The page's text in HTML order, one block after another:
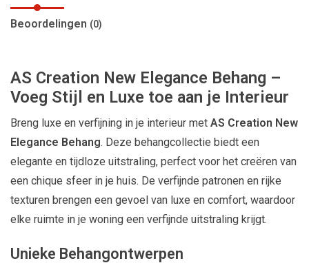
Beoordelingen (0)
AS Creation New Elegance Behang –
Voeg Stijl en Luxe toe aan je Interieur
Breng luxe en verfijning in je interieur met AS Creation New
Elegance Behang. Deze behangcollectie biedt een
elegante en tijdloze uitstraling, perfect voor het creëren van
een chique sfeer in je huis. De verfijnde patronen en rijke
texturen brengen een gevoel van luxe en comfort, waardoor
elke ruimte in je woning een verfijnde uitstraling krijgt.
Unieke Behangontwerpen